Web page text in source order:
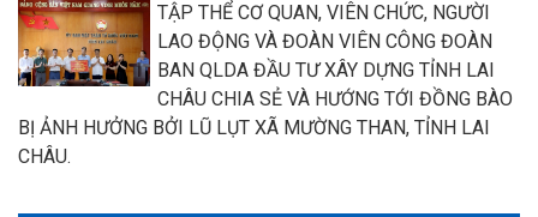
TẬP THỂ CƠ QUAN, VIÊN CHỨC, NGƯỜI
LAO ĐỘNG VÀ ĐOÀN VIÊN CÔNG ĐOÀN
BAN QLDA ĐẦU TƯ XÂY DỰNG TỈNH LAI
CHÂU CHIA SẺ VÀ HƯỚNG TỚI ĐỒNG BÀO
BỊ ẢNH HƯỞNG BỞI LŨ LỤT XÃ MƯỜNG THAN, TỈNH LAI
CHÂU.